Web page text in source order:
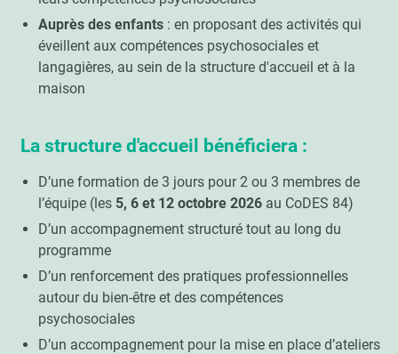
Auprès des enfants: en proposant des activités qui
éveillent aux compétences psychosociales et
langagières, au sein de la structure d'accueil et à la
maison
La structure d'accueil bénéficiera :
D’une formation de 3 jours pour 2 ou 3 membres de
l’équipe (les 5, 6 et 12 octobre 2026au CoDES 84)
D’un accompagnement structuré tout au long du
programme
D’un renforcement des pratiques professionnelles
autour du bien-être et des compétences
psychosociales
D’un accompagnement pour la mise en place d’ateliers